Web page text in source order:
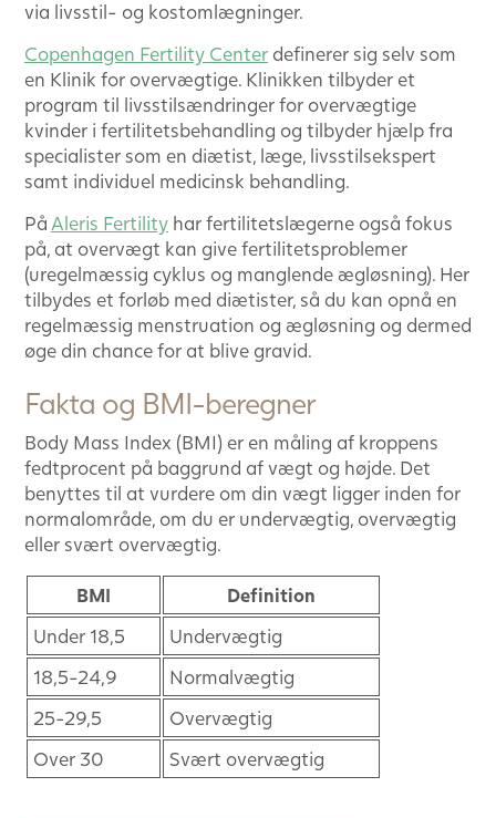
via livsstil- og kostomlægninger.
Copenhagen Fertility Center definerer sig selv som
en Klinik for overvægtige. Klinikken tilbyder et
program til livsstilsændringer for overvægtige
kvinder i fertilitetsbehandling og tilbyder hjælp fra
specialister som en diætist, læge, livsstilsekspert
samt individuel medicinsk behandling.
På Aleris Fertility har fertilitetslægerne også fokus
på, at overvægt kan give fertilitetsproblemer
(uregelmæssig cyklus og manglende ægløsning). Her
tilbydes et forløb med diætister, så du kan opnå en
regelmæssig menstruation og ægløsning og dermed
øge din chance for at blive gravid.
Fakta og BMI-beregner
Body Mass Index (BMI) er en måling af kroppens
fedtprocent på baggrund af vægt og højde. Det
benyttes til at vurdere om din vægt ligger inden for
normalområde, om du er undervægtig, overvægtig
eller svært overvægtig.
BMI
Definition
Under 18,5
Undervægtig
18,5-24,9
Normalvægtig
25-29,5
Overvægtig
Over 30
Svært overvægtig